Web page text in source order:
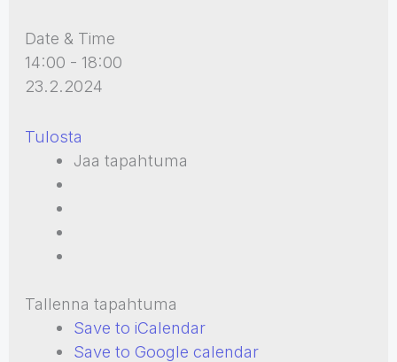
Date & Time
14:00 - 18:00
23.2.2024
Tulosta
Jaa tapahtuma
Tallenna tapahtuma
Save to iCalendar
Save to Google calendar